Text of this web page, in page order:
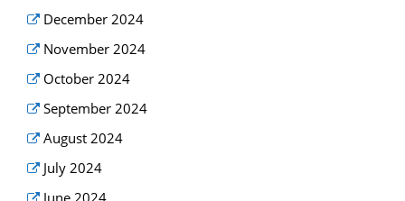
December 2024
November 2024
October 2024
September 2024
August 2024
July 2024